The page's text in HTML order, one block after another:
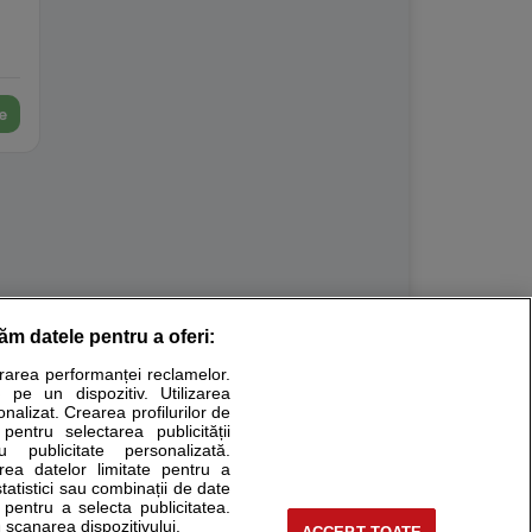
Ele nu pot substitui consultul medical direct si
fie medicul Dvs., fie unul dintre medicii pe care
pacient
datele pentru a oferi:
performanței reclamelor.
pe un dispozitiv. Utilizarea
Crearea profilurilor de
selectarea publicității
publicitate personalizată.
datelor limitate pentru a
sau combinații de date
a selecta publicitatea.
dispozitivului.